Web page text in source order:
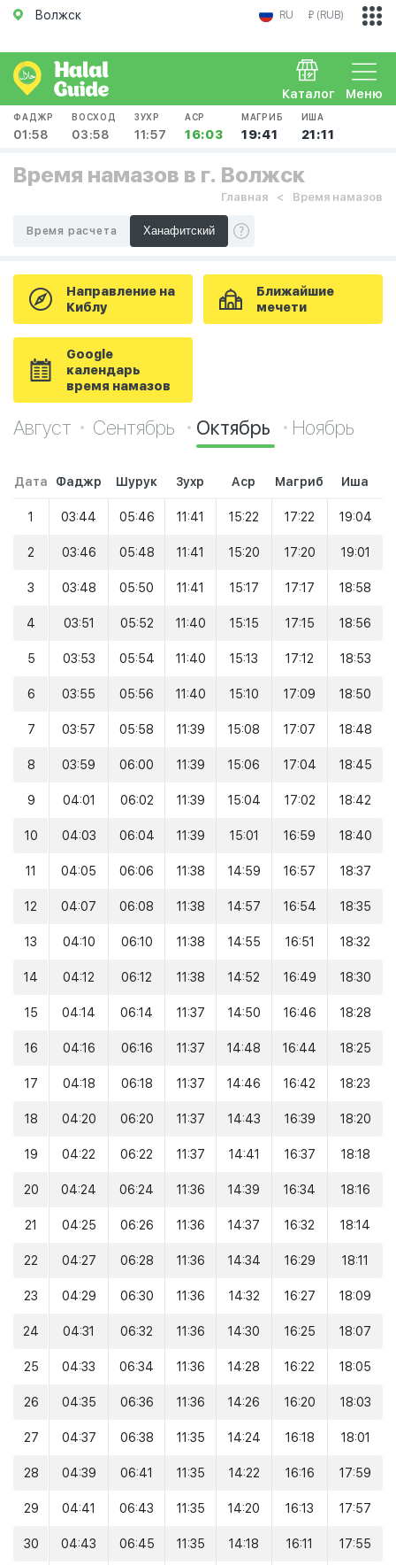
Волжск RU ₽ (RUB)
Меню
Каталог
ФАДЖР
01:58
ВОСХОД
03:58
ЗУХР
11:57
АСР
16:03
МАГРИБ
19:41
ИША
21:11
Время намазов в г. Волжск
Главная Время намазов
Время расчета
Направление на
Киблу
Ближайшие
мечети
Google
календарь
время намазов
Август Сентябрь Октябрь Ноябрь
Дата Фаджр Шурук Зухр Аср Магриб Иша
1 03:44 05:46 11:41 15:22 17:22 19:04
2 03:46 05:48 11:41 15:20 17:20 19:01
3 03:48 05:50 11:41 15:17 17:17 18:58
4 03:51 05:52 11:40 15:15 17:15 18:56
5 03:53 05:54 11:40 15:13 17:12 18:53
6 03:55 05:56 11:40 15:10 17:09 18:50
7 03:57 05:58 11:39 15:08 17:07 18:48
8 03:59 06:00 11:39 15:06 17:04 18:45
9 04:01 06:02 11:39 15:04 17:02 18:42
10 04:03 06:04 11:39 15:01 16:59 18:40
11 04:05 06:06 11:38 14:59 16:57 18:37
12 04:07 06:08 11:38 14:57 16:54 18:35
13 04:10 06:10 11:38 14:55 16:51 18:32
14 04:12 06:12 11:38 14:52 16:49 18:30
15 04:14 06:14 11:37 14:50 16:46 18:28
16 04:16 06:16 11:37 14:48 16:44 18:25
17 04:18 06:18 11:37 14:46 16:42 18:23
18 04:20 06:20 11:37 14:43 16:39 18:20
19 04:22 06:22 11:37 14:41 16:37 18:18
20 04:24 06:24 11:36 14:39 16:34 18:16
21 04:25 06:26 11:36 14:37 16:32 18:14
22 04:27 06:28 11:36 14:34 16:29 18:11
23 04:29 06:30 11:36 14:32 16:27 18:09
24 04:31 06:32 11:36 14:30 16:25 18:07
25 04:33 06:34 11:36 14:28 16:22 18:05
26 04:35 06:36 11:36 14:26 16:20 18:03
27 04:37 06:38 11:35 14:24 16:18 18:01
28 04:39 06:41 11:35 14:22 16:16 17:59
29 04:41 06:43 11:35 14:20 16:13 17:57
30 04:43 06:45 11:35 14:18 16:11 17:55